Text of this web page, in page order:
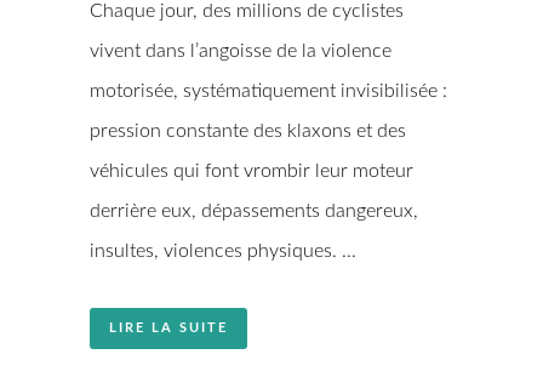
Chaque jour, des millions de cyclistes
vivent dans l’angoisse de la violence
motorisée, systématiquement invisibilisée :
pression constante des klaxons et des
véhicules qui font vrombir leur moteur
derrière eux, dépassements dangereux,
insultes, violences physiques. ...
LIRE LA SUITE